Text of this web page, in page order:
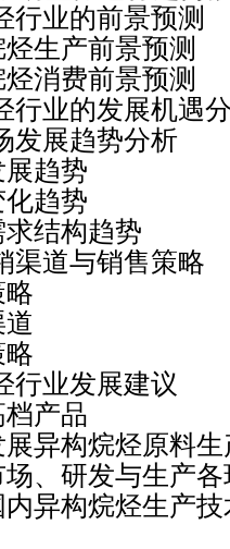
业的前景预测
产前景预测
费前景预测
业的发展机遇
展趋势分析
趋势
趋势
构趋势
道与销售策略
业发展建议
产品
构烷烃原料生
发与生产各
构烷烃生产技